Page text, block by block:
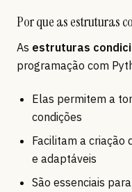
Por que as estruturas
As estruturas
programação com
Elas permitem a
condições
Facilitam a criação
e adaptáveis
São essenciais